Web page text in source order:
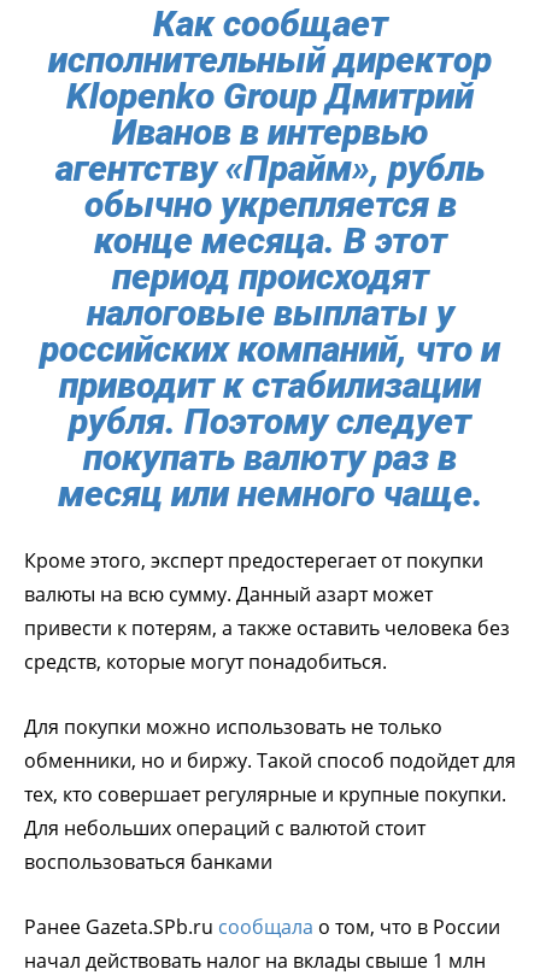
Как сообщает
исполнительный директор
Klopenko Group Дмитрий
Иванов в интервью
агентству «Прайм», рубль
обычно укрепляется в
конце месяца. В этот
период происходят
налоговые выплаты у
российских компаний, что и
приводит к стабилизации
рубля. Поэтому следует
покупать валюту раз в
месяц или немного чаще.
Кроме этого, эксперт предостерегает от покупки
валюты на всю сумму. Данный азарт может
привести к потерям, а также оставить человека без
средств, которые могут понадобиться.
Для покупки можно использовать не только
обменники, но и биржу. Такой способ подойдет для
тех, кто совершает регулярные и крупные покупки.
Для небольших операций с валютой стоит
воспользоваться банками
Ранее Gazeta.SPb.ru сообщала о том, что в России
начал действовать налог на вклады свыше 1 млн